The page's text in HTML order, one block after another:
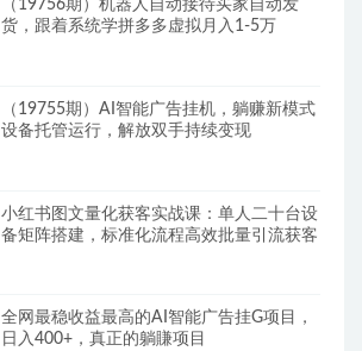
（19756期）机器人自动接待买家自动发
货，跟着系统学拼多多虚拟月入1-5万
（19755期）AI智能广告挂机，躺赚新模式
设备托管运行，解放双手持续变现
小红书图文量化获客实战课：单人二十台设
备矩阵搭建，标准化流程高效批量引流获客
全网最稳收益最高的AI智能广告挂G项目，
日入400+，真正的躺賺项目